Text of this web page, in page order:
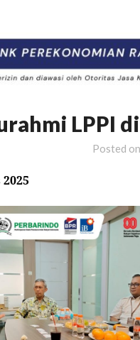
LPPI
Posted